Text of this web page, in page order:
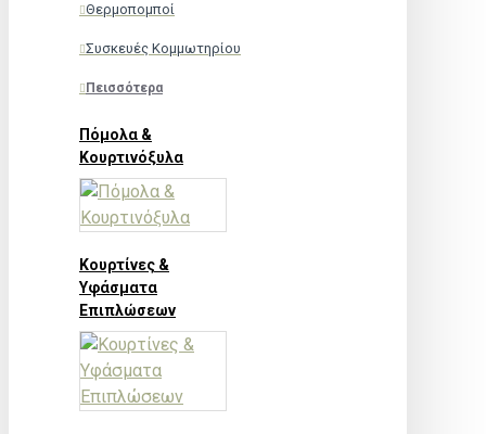
Θερμοπομποί
Συσκευές Κομμωτηρίου
Πεισσότερα
Πόμολα &
Κουρτινόξυλα
Κουρτίνες &
Υφάσματα
Επιπλώσεων